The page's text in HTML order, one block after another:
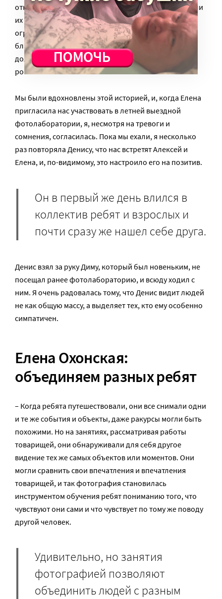
относились ко всем ребятам как к равным, вовлекали
их в процесс, и даже смотреть на это для меня было
огромной радостью. Невероятно тронута и
благодарна этим ребятам, потому что впервые за
долгие годы Денис выпустил мою руку и пошел за
ровесниками.
Мы были вдохновлены этой историей, и, когда Елена
пригласила нас участвовать в летней выездной
фотолаборатории, я, несмотря на тревоги и
сомнения, согласилась. Пока мы ехали, я несколько
раз повторяла Денису, что нас встретят Алексей и
Елена, и, по-видимому, это настроило его на позитив.
Он в первый же день влился в
коллектив ребят и взрослых и
почти сразу же нашел себе друга.
Денис взял за руку Диму, который был новеньким, не
посещал ранее фотолабораторию, и всюду ходил с
ним. Я очень радовалась тому, что Денис видит людей
не как общую массу, а выделяет тех, кто ему особенно
симпатичен.
Елена Охонская:
объединяем разных ребят
– Когда ребята путешествовали, они все снимали одни
и те же события и объекты, даже ракурсы могли быть
похожими. Но на занятиях, рассматривая работы
товарищей, они обнаруживали для себя другое
видение тех же самых объектов или моментов. Они
могли сравнить свои впечатления и впечатления
товарищей, и так фотография становилась
инструментом обучения ребят пониманию того, что
чувствуют они сами и что чувствует по тому же поводу
другой человек.
Удивительно, но занятия
фотографией позволяют
объединить людей с разным